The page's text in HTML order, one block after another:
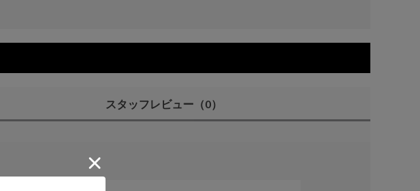
スタッフレビュー （0）